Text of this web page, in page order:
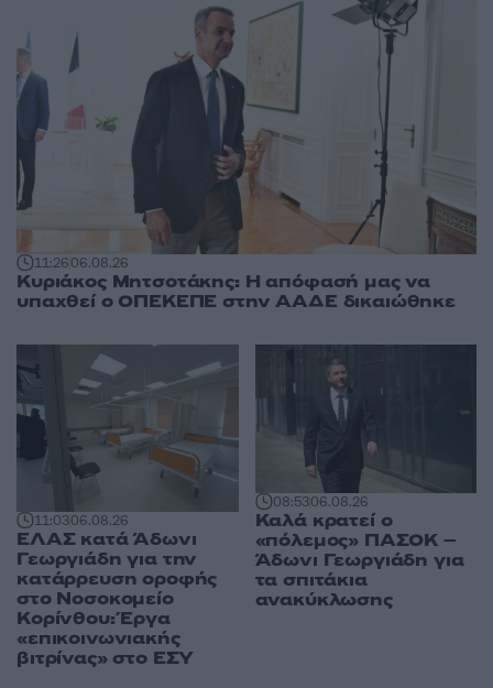
11:2606.08.26
Κυριάκος Μητσοτάκης: Η απόφασή μας να
υπαχθεί ο ΟΠΕΚΕΠΕ στην ΑΑΔΕ δικαιώθηκε
11:0306.08.26
ΕΛΑΣ κατά Άδωνι
Γεωργιάδη για την
κατάρρευση οροφής
στο Νοσοκομείο
Κορίνθου: Έργα
«επικοινωνιακής
βιτρίνας» στο ΕΣΥ
08:5306.08.26
Καλά κρατεί ο
«πόλεμος» ΠΑΣΟΚ –
Άδωνι Γεωργιάδη για
τα σπιτάκια
ανακύκλωσης